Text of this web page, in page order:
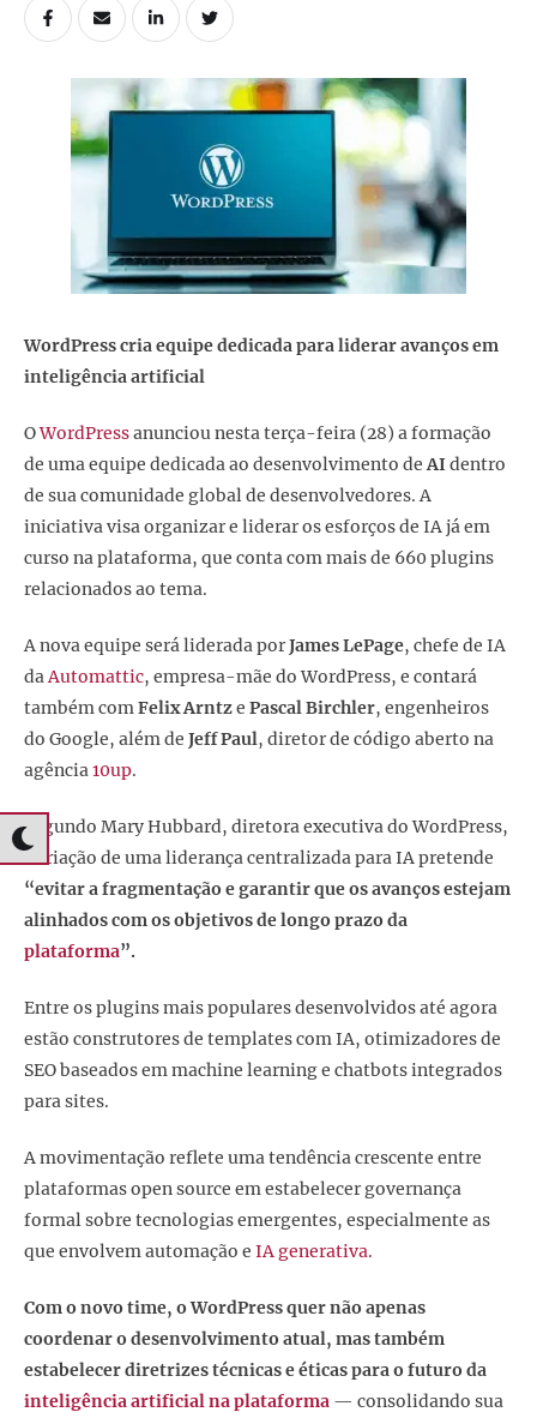
WordPress cria equipe dedicada para liderar avanços em
inteligência artificial
OWordPressanunciou nesta terça-feira (28) a formação
de uma equipe dedicada ao desenvolvimento deAI dentro
de sua comunidade global de desenvolvedores. A
iniciativa visa organizar e liderar os esforços de IA já em
curso na plataforma, que conta com mais de 660 plugins
relacionados ao tema.
A nova equipe será liderada porJames LePage, chefe de IA
daAutomattic, empresa-mãe do WordPress, e contará
também comFelix Arntze Pascal Birchler, engenheiros
do Google, além de Jeff Paul, diretor de código aberto na
agência10up.
Segundo Mary Hubbard, diretora executiva do WordPress,
a criação de uma liderança centralizada para IA pretende
“evitar a fragmentação e garantir que os avanços estejam
alinhados com os objetivos de longo prazo da
plataforma”.
Entre os plugins mais populares desenvolvidos até agora
estão construtores de templates com IA, otimizadores de
SEO baseados em machine learning e chatbots integrados
para sites.
A movimentação reflete uma tendência crescente entre
plataformas open source em estabelecer governança
formal sobre tecnologias emergentes, especialmente as
que envolvem automação e IA generativa.
Com o novo time, o WordPress quer não apenas
coordenar o desenvolvimento atual, mas também
estabelecer diretrizes técnicas e éticas para o futuro da
inteligência artificialna plataforma — consolidando sua